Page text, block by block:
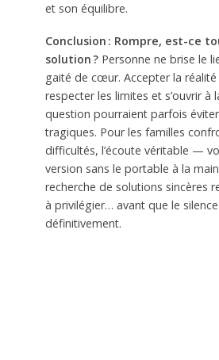
et son équilibre.
Conclusion : Rompre, est-ce
solution ?Personne ne brise le
gaité de cœur. Accepter la réalité
respecter les limites et s’ouvrir à
question pourraient parfois
tragiques. Pour les familles
difficultés, l’écoute véritable —
version sans le portable à la
recherche de solutions sincères
à privilégier… avant que le silence
définitivement.